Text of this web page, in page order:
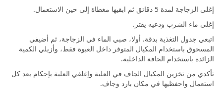
إغلی الزجاجة لمدة 5 دقائق ثم ابقيها مغطاة إلى حين الاستعمال.
إغلى ماء الشرب ودعيه يفتر.
اتبعي جدول التغذية بدقة. أولا، صبي الماء في الزجاجة، ثم أضيفي
المسحوق باستخدام المكيال المتوفر داخل العبوة فقط، وأزيلي الكمية
الزائدة باستخدام الحافة الداخلية.
تأكدي من تخزين المكيال الجاف في العلبة وإغلقي العلبة بإحكام بعد كل
استعمال واحفظيها في مكان بارد وجاف.